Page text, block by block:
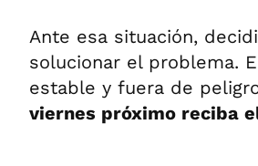
Ante esa situación,
solucionar el problema.
estable y fuera de
viernes próximo reciba